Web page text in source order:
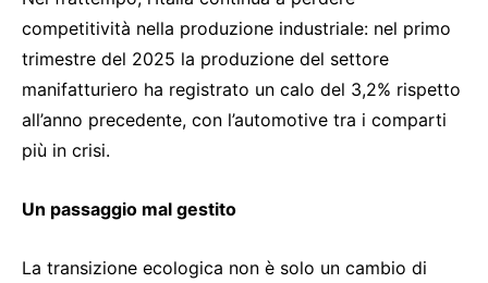
competitività nella produzione industriale: nel primo
trimestre del 2025 la produzione del settore
manifatturiero ha registrato un calo del 3,2% rispetto
all’anno precedente, con l’automotive tra i comparti
più in crisi.
Un passaggio mal gestito
La transizione ecologica non è solo un cambio di